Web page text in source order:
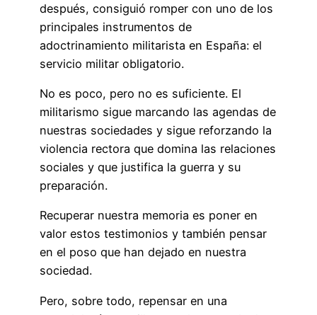
después, consiguió romper con uno de los
principales instrumentos de
adoctrinamiento militarista en España: el
servicio militar obligatorio.
No es poco, pero no es suficiente. El
militarismo sigue marcando las agendas de
nuestras sociedades y sigue reforzando la
violencia rectora que domina las relaciones
sociales y que justifica la guerra y su
preparación.
Recuperar nuestra memoria es poner en
valor estos testimonios y también pensar
en el poso que han dejado en nuestra
sociedad.
Pero, sobre todo, repensar en una